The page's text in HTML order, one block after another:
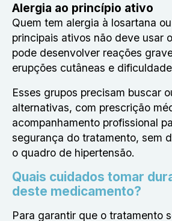
Alergia ao princípio ativo
Quem tem alergia à losartana
principais ativos não deve usar
pode desenvolver reações
erupções cutâneas e
Esses grupos precisam buscar
alternativas, com prescrição
acompanhamento profissional
segurança do tratamento, sem
o quadro de hipertensão.
Quais cuidados tomar
deste medicamento?
Para garantir que o tratamento